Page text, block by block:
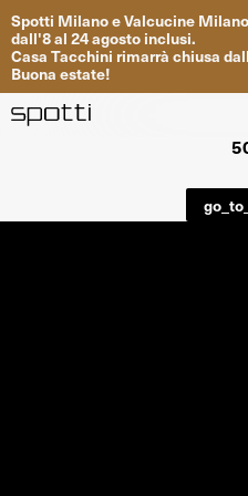
Spotti MilanoeValcucine Milano
dall'8al 24agosto inclusi.
Casa Tacchini rimarrà chiusa dall
Buona estate!
Progetti